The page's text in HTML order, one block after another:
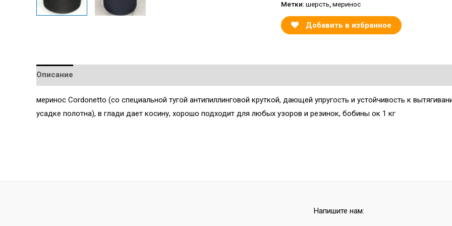
Метки:шерсть ,меринос
Добавить в избранное
Описание
меринос Cordonetto (со специальной тугой антипиллинговой круткой, дающей упругость и устойчивость к
усадке полотна), в глади дает косину, хорошо подходит для любых узоров и резинок, бобины ок 1 кг
Напишите нам: